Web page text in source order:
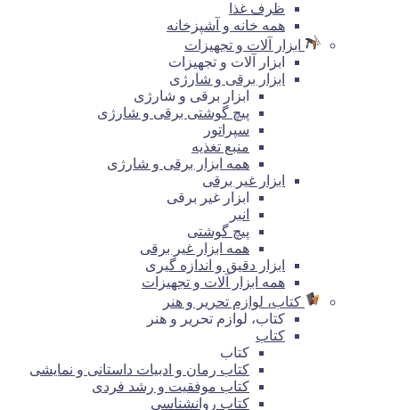
ظرف غذا
همه خانه و آشپزخانه
ابزار آلات و تجهیزات
ابزار آلات و تجهیزات
ابزار برقی و شارژی
ابزار برقی و شارژی
پیچ گوشتی برقی و شارژی
سپراتور
منبع تغذیه
همه ابزار برقی و شارژی
ابزار غیر برقی
ابزار غیر برقی
انبر
پیچ گوشتی
همه ابزار غیر برقی
ابزار دقیق و اندازه گیری
همه ابزار آلات و تجهیزات
کتاب، لوازم تحریر و هنر
کتاب، لوازم تحریر و هنر
کتاب
کتاب
کتاب رمان و ادبیات داستانی و نمایشی
کتاب موفقیت و رشد فردی
کتاب روانشناسی